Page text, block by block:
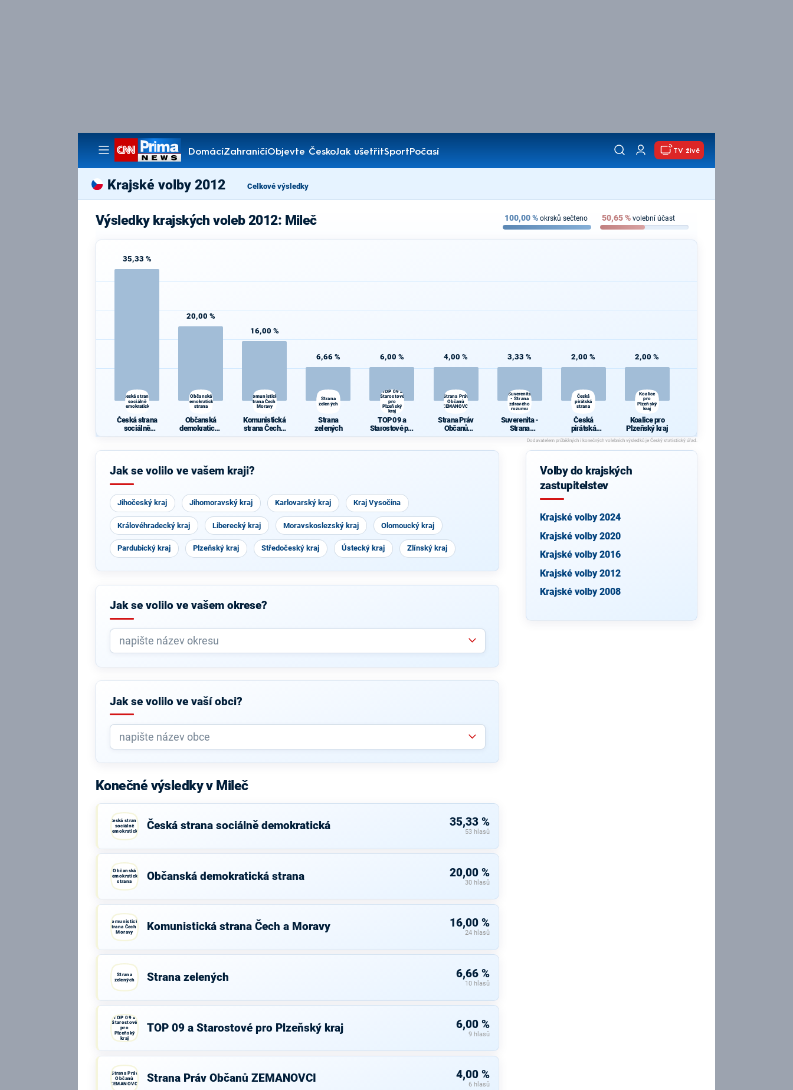
DomácíZahraničíObjevte ČeskoJak ušetřitSportPočasí
Pořady
TV živě
Krajské volby 2012 Celkové výsledky
Výsledky krajských voleb 2012: Mileč 100,00% okrsků sečteno 50,65% volební účast
35,33 %
Česká strana
sociálně
demokratická
Česká strana
sociálně
20,00 %
Občanská
demokratická
strana
Občanská
demokratická
16,00 %
Komunistická
strana Čech a
Moravy
Komunistická
strana Čech a
6,66 %
Strana
zelených
Strana
zelených
6,00 %
TOP 09 a
Starostové
pro
Plzeňský
kraj
TOP 09 a
Starostové pro
4,00 %
Strana Práv
Občanů
ZEMANOVCI
Strana Práv
Občanů
ZEMANOVCI
3,33 %
Suverenita
- Strana
zdravého
rozumu
Suverenita -
Strana
zdravého
rozumu
2,00 %
Česká
pirátská
strana
Česká
pirátská
strana
2,00 %
Koalice
pro
Plzeňský
kraj
Koalice pro
Plzeňský kraj
Jak se volilo ve vašem kraji?
Jihočeský kraj Jihomoravský kraj Karlovarský kraj Kraj Vysočina
Královéhradecký kraj Liberecký kraj Moravskoslezský kraj Olomoucký kraj
Pardubický kraj Plzeňský kraj Středočeský kraj Ústecký kraj Zlínský kraj
Jak se volilo ve vašem okrese?
Jak se volilo ve vaší obci?
Konečné výsledky v Mileč
Česká strana
sociálně
demokratická
Česká strana sociálně demokratická 35,33 %
53 hlasů
Občanská
demokratická
strana
Občanská demokratická strana 20,00 %
30 hlasů
Komunistická
strana Čech a
Moravy
Komunistická strana Čech a Moravy 16,00 %
24 hlasů
Strana
zelených
Strana zelených 6,66 %
10 hlasů
TOP 09 a
Starostové
pro
Plzeňský
kraj
TOP 09 a Starostové pro Plzeňský kraj 6,00 %
9 hlasů
Strana Práv
Občanů
ZEMANOVCI
Strana Práv Občanů ZEMANOVCI 4,00 %
6 hlasů
Volby do krajských
zastupitelstev
Krajské volby 2024
Krajské volby 2020
Krajské volby 2016
Krajské volby 2012
Krajské volby 2008